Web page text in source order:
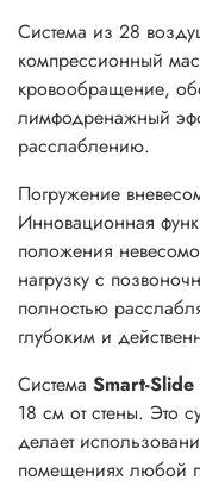
Система из 28
компрессионный
кровообращение,
лимфодренажный
расслаблению.
Погружение в
Инновационная
положения
нагрузку с
полностью
глубоким и
Система Smart-Slide
18 см от стены. Это
делает
помещениях любой